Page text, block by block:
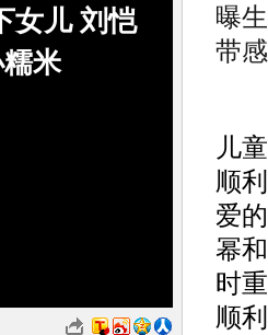
女儿 刘恺
米
曝
带
儿
顺
爱
幂
时
顺